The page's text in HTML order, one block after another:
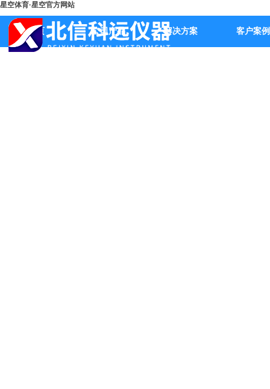
星空体育·星空官方网站
首页 公司产品 解决方案 客户案例